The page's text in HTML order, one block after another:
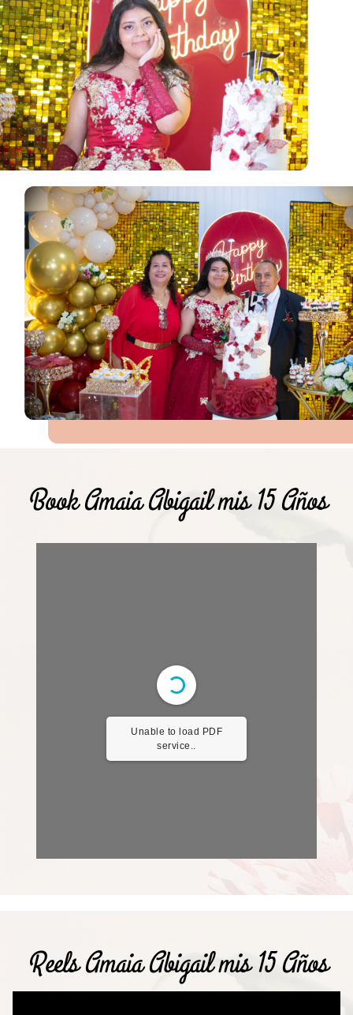
Book Amaia Abigail mis 15 Años
Unable to load PDF
service..
Reels Amaia Abigail mis 15 Años